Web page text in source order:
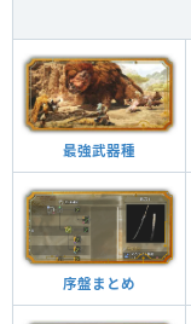
最強武器種
序盤まとめ